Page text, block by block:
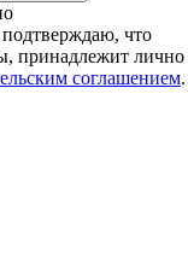
что
принадлежит лично
соглашением.